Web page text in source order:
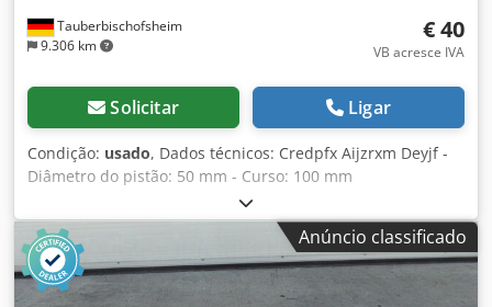
Tauberbischofsheim
9.306 km
€ 40
VB acresce IVA
Solicitar Ligar
Condição: usado, Dados técnicos: Credpfx Aijzrxm Deyjf -
Diâmetro do pistão: 50 mm - Curso: 100 mm
Anúncio classificado